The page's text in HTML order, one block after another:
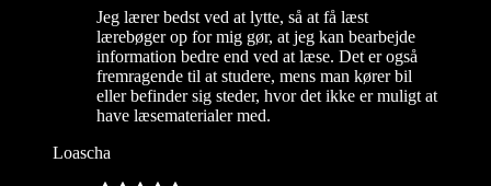
Jeg lærer bedst ved at lytte, så at få læst
lærebøger op for mig gør, at jeg kan bearbejde
information bedre end ved at læse. Det er også
fremragende til at studere, mens man kører bil
eller befinder sig steder, hvor det ikke er muligt at
have læsematerialer med.
Loascha